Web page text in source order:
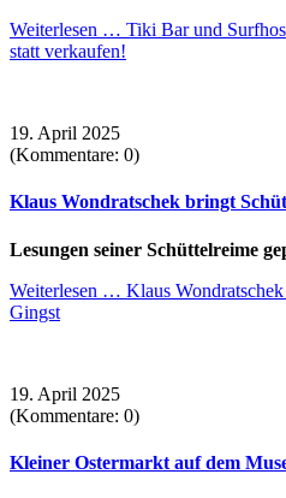
Weiterlesen … Tiki Bar und
statt verkaufen!
19. April 2025
(Kommentare: 0)
Klaus Wondratschek bringt
Lesungen seiner Schüttelreime
Weiterlesen … Klaus
Gingst
19. April 2025
(Kommentare: 0)
Kleiner Ostermarkt auf dem